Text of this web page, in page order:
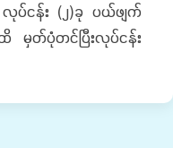
ပ်ငန်း (၂)ခု ပယ်ဖျက်
မှတ်ပုံတင်ပြီးလုပ်ငန်း